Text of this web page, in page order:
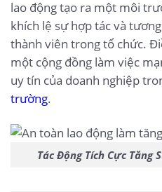
lao động tạo ra một môi
khích lệ sự hợp tác và
thành viên trong tổ chức.
một cộng đồng làm việc
uy tín của doanh nghiệp
trường.
Tác Động Tích Cực Tăng